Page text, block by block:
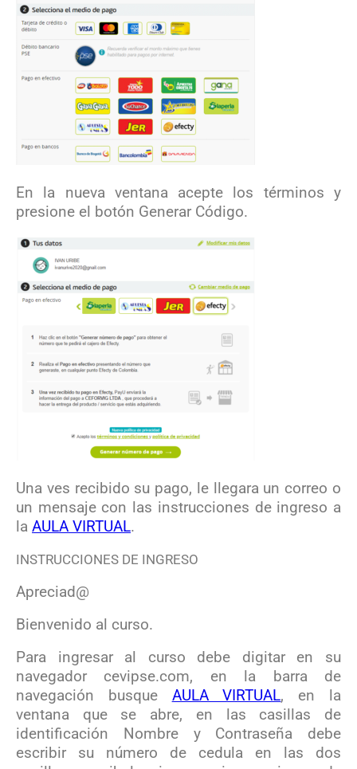
En la nueva ventana acepte los términos y
presione el botón Generar Código.
Una ves recibido su pago, le llegara un correo o
un mensaje con las instrucciones de ingreso a
la AULA VIRTUAL.
INSTRUCCIONES DE INGRESO
Apreciad@
Bienvenido al curso.
Para ingresar al curso debe digitar en su
navegador cevipse.com, en la barra de
navegación busque AULA VIRTUAL, en la
ventana que se abre, en las casillas de
identificación Nombre y Contraseña debe
escribir su número de cedula en las dos